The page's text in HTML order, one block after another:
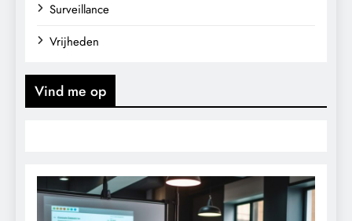
Surveillance
Vrijheden
Vind me op